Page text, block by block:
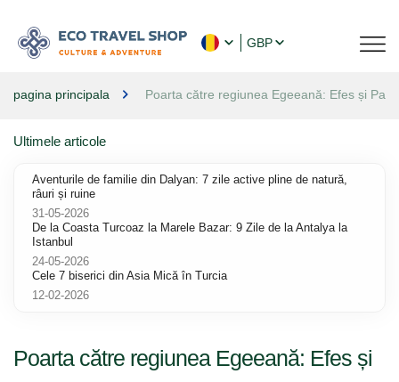
GBP
pagina principala Poarta către regiunea Egeeană: Efes și
Poarta către regiunea Egeeană: Efes și
Ultimele articole
Aventurile de familie din Dalyan: 7 zile active pline de natură,
râuri și ruine
31-05-2026
De la Coasta Turcoaz la Marele Bazar: 9 Zile de la Antalya la
Istanbul
24-05-2026
Cele 7 biserici din Asia Mică în Turcia
12-02-2026